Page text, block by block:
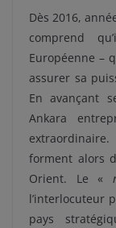
Dès 2016,
comprend
Européenne –
assurer sa
En avançant
Ankara
forment alors
Orient. Le «
l’interlocuteur
pays